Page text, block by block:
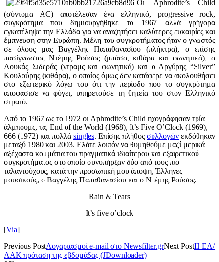
Οι Aphrodite’s Child
(σύντομα AC) αποτέλεσαν ένα ελληνικό, progressive rock,
συγκρότημα που δημιουργήθηκε το 1967 αλλά γρήγορα
εγκατέληψε την Ελλάδα για να αναζητήσει καλύτερες ευκαιρίες και
έμπνευση στην Ευρώπη. Μέλη του συγκροτήματος ήταν ο γνωστός
σε όλους μας Βαγγέλης Παπαθανασίου (πλήκτρα), ο επίσης
πασίγνωστος Ντέμης Ρούσος (μπάσο, κιθάρα και φωνητικά), ο
Λουκάς Σιδεράς (ντραμς και φωνητικά) και ο Αργύρης “Silver”
Κουλούρης (κιθάρα), ο οποίος όμως δεν κατάφερε να ακολουθήσει
στο εξωτερικό λόγω του ότι την περίοδο που το συγκρότημα
αποφάσισε να φύγει, υπηρετούσε τη θητεία του στον Ελληνικό
στρατό.
Από το 1967 ως το 1972 οι Aphrodite’s Child ηχογράφησαν τρία
άλμπουμς, τα, End of the World (1968), It’s Five O’Clock (1969),
666 (1972) και πολλά singles. Επίσης πλήθος συλλογών εκδόθηκαν
μεταξύ 1980 και 2003. Ελάτε λοιπόν να θυμηθούμε μαζί μερικά
αξέχαστα κομμάτια του πραγματικά ιδιαίτερου και εξαιρετικού
συγκροτήματος στο οποίο συνυπήρξαν δύο από τους πιο
ταλαντούχους, κατά την προσωπική μου άποψη, Έλληνες
μουσικούς, ο Βαγγέλης Παπαθανασίου και ο Ντέμης Ρούσος.
Rain & Tears
It’s five o’clock
[Via]
Previous PostΛογαριασμοί e-mail στο Newsfilter.grNext PostΗ ΕΛ/
ΛΑΚ πρόταση της εβδομάδας (JDownloader)